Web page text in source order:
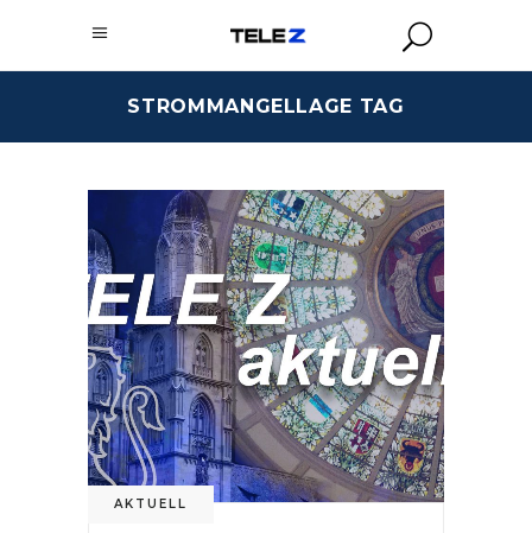
STROMMANGELLAGE TAG
AKTUELL